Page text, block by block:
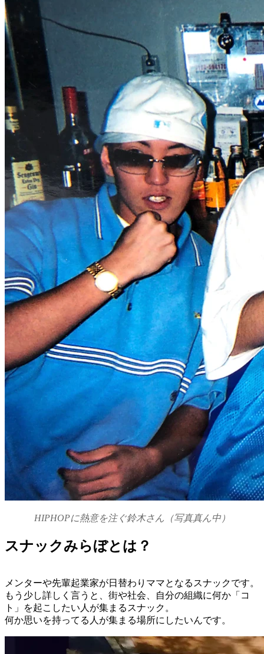
HIPHOPに熱意を注ぐ鈴木さん（写真真ん中）
スナックみらぼとは？
メンターや先輩起業家が日替わりママとなるスナックです。
もう少し詳しく言うと、街や社会、自分の組織に何か「コ
ト」を起こしたい人が集まるスナック。
何か思いを持ってる人が集まる場所にしたいんです。